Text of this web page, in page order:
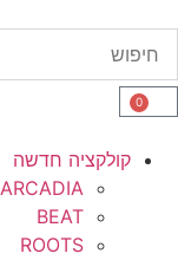
0
קולקציה חדשה
ARCADIA
BEAT
ROOTS